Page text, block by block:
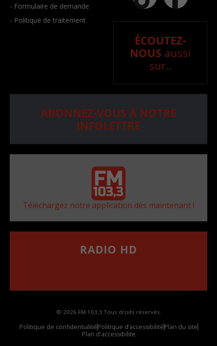
- Formulaire de demande
- Politique de traitement
ÉCOUTEZ-
NOUS aussi
sur..
ABONNEZ-VOUS À NOTRE
INFOLETTRE
Téléchargez notre application dès maintenant !
RADIO HD
© 2026 FM 103,3 Tous droits réservés.
Politique de confidentialitéPolitique d’accessibilitéPlan du site
Plan d'accessibilite